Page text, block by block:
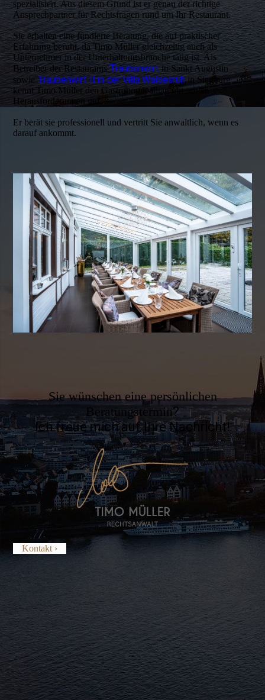
spezialisiert. Aus diesem Grund ist er genau der richtige
Ansprechpartner für Rechtsfragen rund um Ihr Restaurant.
Sie erhalten eine fundierte Beratung, die auf praktischer
Erfahrung beruht, da Timo Müller gleichzeitig auch als
Unternehmer in der Unterhaltungsbranche tätig ist. Als
Betreiber der RestaurantsTraubenwirtin Sankt Augustin
sowie Traubenwirt II in der Villa Waldesruhin Siegburg
kennt Timo Müller den Gastronomiealltag mit seinen
Herausforderungen gut.
Er berät sie professionell und vertritt Sie anwaltlich, wenn es
darauf ankommt.
Sie wünschen eine persönlichen
Beratungstermin?
Ich freue mich auf Ihre Nachricht!
Kontakt ›